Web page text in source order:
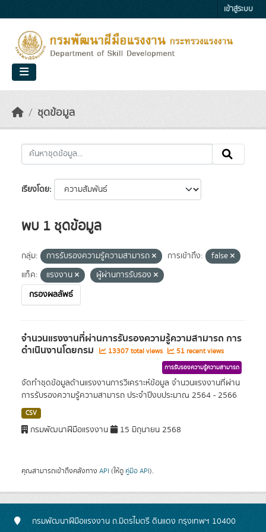
เข้าสู่ระบบ
ชุดข้อมูล
เรียงโดย
พบ 1 ชุดข้อมูล
กลุ่ม: การรับรองความรู้ความสามารถ การเข้าถึง:
false
แท็ค:
แรงงาน
ผู้ผ่านการรับรอง
กรองผลลัพธ์
จำนวนแรงงานที่ผ่านการรับรองความรู้ความสามารถ การ
ดำเนินงานโดยกรม 13307 total views 51 recent views
การรับรองความรู้ความสามารถ
จัดทำชุดข้อมูลด้านแรงงานการวิเคราะห์ข้อมูล จำนวนแรงงานที่ผ่าน
การรับรองความรู้ความสามารถ ประจำปีงบประมาณ 2564 - 2566
CSV
กรมพัฒนาฝีมือแรงงาน 15 มิถุนายน 2568
คุณสามารถเข้าถึงคลังทาง API (ให้ดู คู่มือ API).
กรมพัฒนาฝีมือแรงงาน ถ.มิตรไมตรี ดินแดง กรุงเทพฯ 10400